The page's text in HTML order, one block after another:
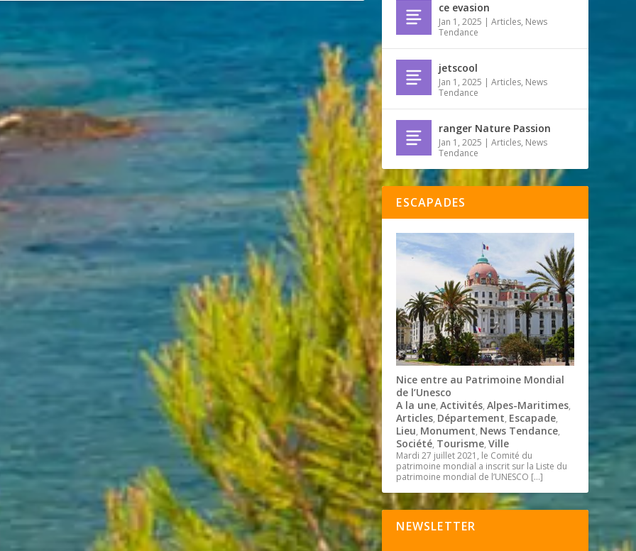
ce evasion
Jan 1, 2025 |Articles, News
Tendance
jetscool
Jan 1, 2025 |Articles, News
Tendance
ranger Nature Passion
Jan 1, 2025 |Articles, News
Tendance
ESCAPADES
Nice entre au Patrimoine Mondial
de l’Unesco
A la une,Activités,Alpes-Maritimes,
Articles, Département, Escapade,
Lieu, Monument, News Tendance,
Société, Tourisme,Ville
Mardi 27 juillet 2021, le Comité du
patrimoine mondial a inscrit sur la Liste du
patrimoine mondial de l’UNESCO […]
NEWSLETTER